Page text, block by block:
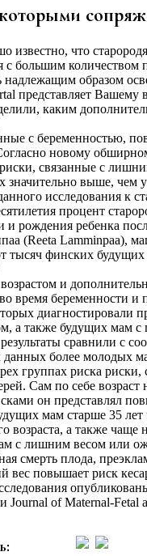
известно, что
с большим
образом
представляет Вашему
каким
с беременностью,
новому
связанные с
значительно выше, чем
исследования к
процент
и рождения ребенка
(Reeta Lamminpaa),
тысяч финских
и
время беременности и
а также будущих мам с
сравнили с
более молодых
группах риска
Сам по себе возраст
он представлял
мам старше 35 лет
возраста, а также чаще
с лишним весом или
смерть плода,
вес повышает риск
Journal of Maternal-Fetal